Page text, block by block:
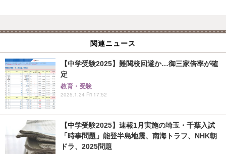
関連ニュース
【中学受験2025】難関校回避か…御三家倍率が確
定
教育・受験
2025.1.24 Fri 17:52
【中学受験2025】速報1月実施の埼玉・千葉入試
「時事問題」能登半島地震、南海トラフ、NHK朝
ドラ、2025問題